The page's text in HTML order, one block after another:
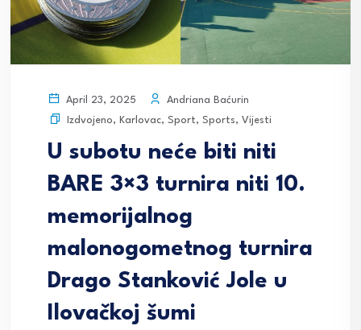
April 23, 2025
Andriana Baćurin
Izdvojeno, Karlovac, Sport, Sports, Vijesti
U subotu neće biti niti
BARE 3×3 turnira niti 10.
memorijalnog
malonogometnog turnira
Drago Stanković Jole u
Ilovačkoj šumi